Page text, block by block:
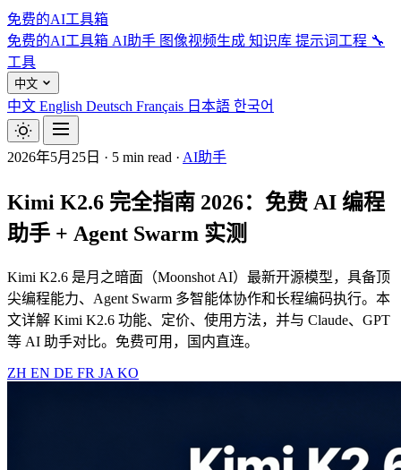
免费的AI工具箱
免费的AI工具箱 AI助手 图像视频生成 知识库 提示词工程 🔧
工具
中文
中文 English Deutsch Français 日本語 한국어
2026年5月25日 · 5 min read · AI助手
Kimi K2.6 完全指南 2026：免费 AI 编程
助手 + Agent Swarm 实测
Kimi K2.6 是月之暗面（Moonshot AI）最新开源模型，具备顶
尖编程能力、Agent Swarm 多智能体协作和长程编码执行。本
文详解 Kimi K2.6 功能、定价、使用方法，并与 Claude、GPT
等 AI 助手对比。免费可用，国内直连。
ZH EN DE FR JA KO